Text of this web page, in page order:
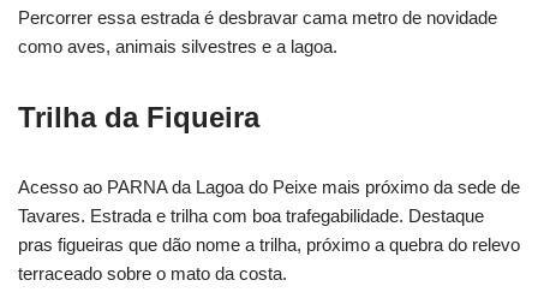
Percorrer essa estrada é desbravar cama metro de novidade
como aves, animais silvestres e a lagoa.
Trilha da Fiqueira
Acesso ao PARNA da Lagoa do Peixe mais próximo da sede de
Tavares. Estrada e trilha com boa trafegabilidade. Destaque
pras figueiras que dão nome a trilha, próximo a quebra do relevo
terraceado sobre o mato da costa.